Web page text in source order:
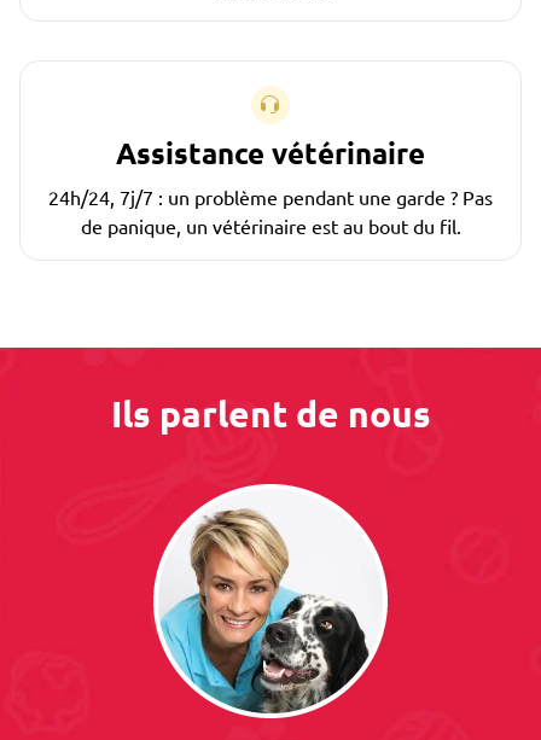
Assistance vétérinaire
24h/24, 7j/7 : un problème pendant une garde ? Pas
de panique, un vétérinaire est au bout du fil.
Ils parlent de nous